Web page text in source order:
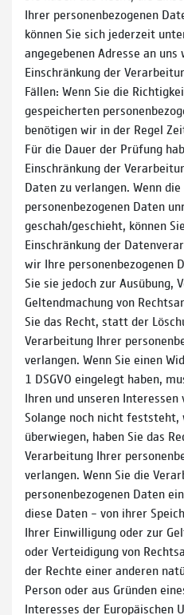
Ihrer personenbezogenen
können Sie sich jederzeit
angegebenen Adresse an
Einschränkung der
Fällen: Wenn Sie die
gespeicherten
benötigen wir in der Regel
Für die Dauer der Prüfung
Einschränkung der
Daten zu verlangen. Wenn
personenbezogenen Daten
geschah/geschieht, können
Einschränkung der
wir Ihre personenbezogenen
Sie sie jedoch zur Ausübung,
Geltendmachung von
Sie das Recht, statt der
Verarbeitung Ihrer
verlangen. Wenn Sie einen
1 DSGVO eingelegt haben,
Ihren und unseren
Solange noch nicht feststeht,
überwiegen, haben Sie das
Verarbeitung Ihrer
verlangen. Wenn Sie die
personenbezogenen Daten
diese Daten – von ihrer
Ihrer Einwilligung oder zur
oder Verteidigung von
der Rechte einer anderen
Person oder aus Gründen
Interesses der Europäischen